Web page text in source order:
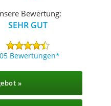
Bewertung:
SEHR GUT
Bewertungen
»